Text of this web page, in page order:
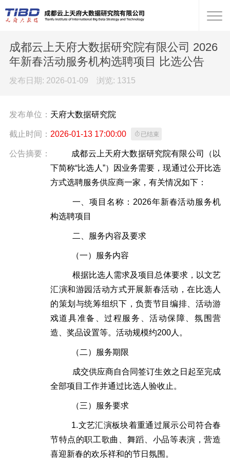
成都云上天府大数据研究院有限公司 2026
年新春活动服务机构选聘项目 比选公告
发布日期: 2026-01-09 浏览: 1315
发布单位： 天府大数据研究院
截止时间： 2026-01-13 17:00:00  已结束
公告摘要：
成都云上天府大数据研究院有限公司（以
下简称“比选人”）因业务需要，现通过公开比选
方式选聘服务供应商一家，有关情况如下：
一、项目名称： 2026年新春活动服务机
构选聘项目
二、服务内容及要求
（一）服务内容
根据比选人需求及项目总体要求，以文艺
汇演和游园活动方式开展新春活动，在比选人
的策划与统筹组织下，负责节目编排、活动游
戏道具准备、过程服务、活动保障、氛围营
造、奖品设置等。活动规模约200人。
（二）服务期限
成交供应商自合同签订生效之日起至完成
全部项目工作并通过比选人验收止。
（三）服务要求
1.文艺汇演板块着重通过展示公司符合春
节特点的职工歌曲、舞蹈、小品等表演，营造
喜迎新春的欢乐祥和的节日氛围。